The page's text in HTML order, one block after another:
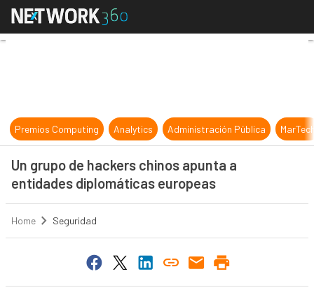
Un grupo de hackers chinos
Premios Computing Analytics Administración Pública
Un grupo de hackers chinos apunta a
entidades diplomáticas europeas
Home Seguridad